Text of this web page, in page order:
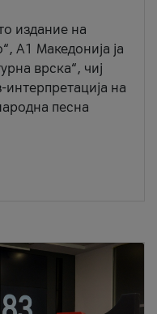
издание на
А1 Македонија ја
врска“, чиј
на
песна